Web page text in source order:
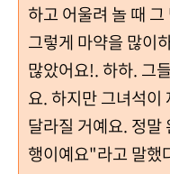
하고 어울려 놀 때
그렇게 마약을 많이
많았어요!. 하하. 그
요. 하지만 그녀석이
달라질 거예요. 정말
행이예요"라고 말했